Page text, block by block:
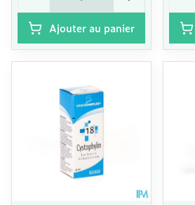
Ajouter au panier